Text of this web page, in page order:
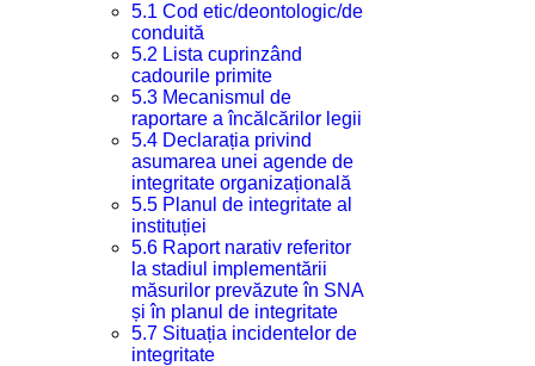
5.1 Cod etic/deontologic/de
conduită
5.2 Lista cuprinzând
cadourile primite
5.3 Mecanismul de
raportare a încălcărilor legii
5.4 Declarația privind
asumarea unei agende de
integritate organizațională
5.5 Planul de integritate al
instituției
5.6 Raport narativ referitor
la stadiul implementării
măsurilor prevăzute în SNA
și în planul de integritate
5.7 Situația incidentelor de
integritate